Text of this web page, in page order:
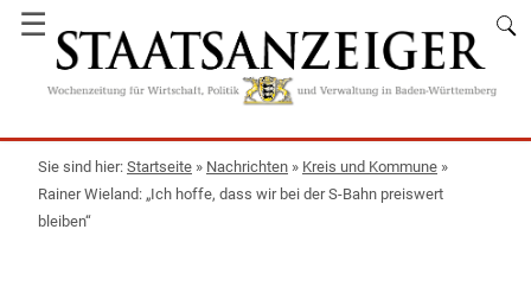
☰
Startseite » Nachrichten » Kreis und Kommune »
Rainer Wieland: „Ich hoffe, dass wir bei der S-Bahn preiswert
bleiben“